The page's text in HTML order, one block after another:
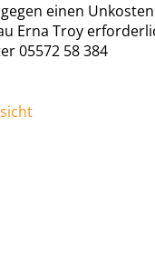
einen
Erna Troy
05572 58 384